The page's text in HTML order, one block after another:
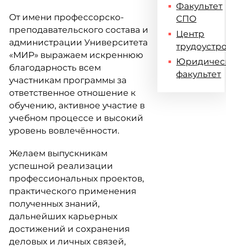
От имени профессорско-
преподавательского состава и
администрации Университета
«МИР» выражаем искреннюю
благодарность всем
участникам программы за
ответственное отношение к
обучению, активное участие в
учебном процессе и высокий
уровень вовлечённости.
Желаем выпускникам
успешной реализации
профессиональных проектов,
практического применения
полученных знаний,
дальнейших карьерных
достижений и сохранения
деловых и личных связей,
Факультет
СПО
Центр
факультет